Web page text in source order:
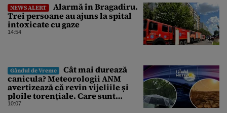
NEWS ALERT
Alarmă în Bragadiru.
Trei persoane au ajuns la spital
intoxicate cu gaze
14:54
Gândul de Vreme
Cât mai durează
canicula? Meteorologii ANM
avertizează că revin vijeliile și
ploile torențiale. Care sunt
zonele vizate, începând chiar de
10:07